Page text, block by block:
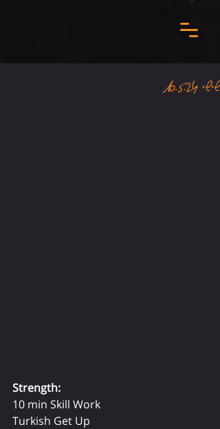
שישי 10.5.24
Strength:
10 min Skill Work
Turkish Get Up